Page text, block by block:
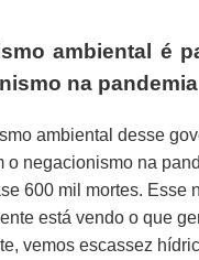
ambiental é
na pandemia
ambiental desse
o negacionismo na
600 mil mortes. Esse
está vendo o que
vemos escassez